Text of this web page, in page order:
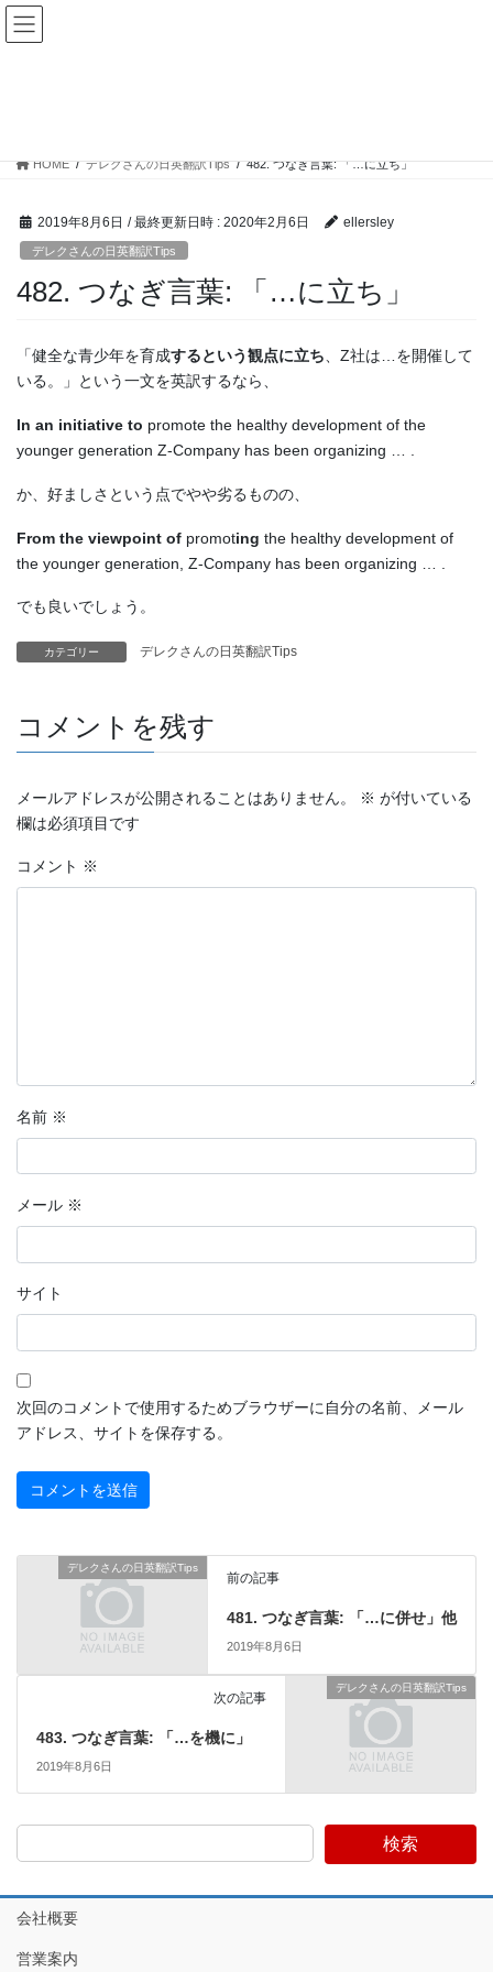
コ
ン
ナ
ビ
HOME デレクさんの日英翻訳Tips 482. つなぎ言葉: 「…に立ち」
2019年8月6日 / 最終更新日時 : 2020年2月6日 ellersley
デレクさんの日英翻訳Tips
482. つなぎ言葉: 「…に立ち」
「健全な青少年を育成するという観点に立ち、Z社は…を開催して
いる。」という一文を英訳するなら、
In an initiative to promote the healthy development of the
younger generation Z-Company has been organizing … .
か、好ましさという点でやや劣るものの、
From the viewpoint of promoting the healthy development of
the younger generation, Z-Company has been organizing … .
でも良いでしょう。
カテゴリー デレクさんの日英翻訳Tips
コメントを残す
メールアドレスが公開されることはありません。 ※ が付いている
欄は必須項目です
コメント ※
名前 ※
メール ※
サイト
次回のコメントで使用するためブラウザーに自分の名前、メール
アドレス、サイトを保存する。
デレクさんの日英翻訳Tips
前の記事
481. つなぎ言葉: 「…に併せ」他
2019年8月6日
デレクさんの日英翻訳Tips
次の記事
483. つなぎ言葉: 「…を機に」
2019年8月6日
検索
会社概要
営業案内